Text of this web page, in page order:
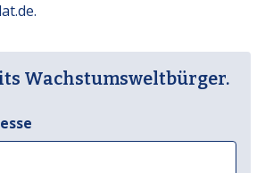
.
Wachstumsweltbürger.